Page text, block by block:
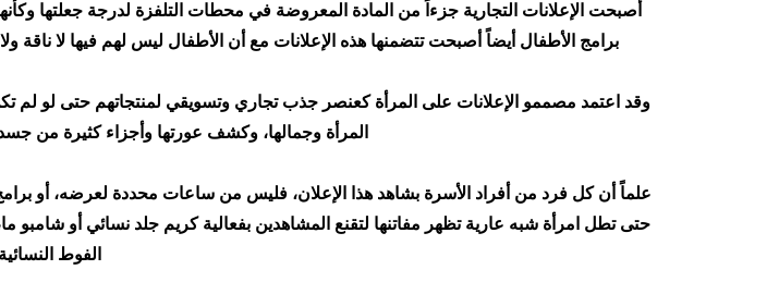
أصبحت الإعلانات التجارية جزءاً من المادة المعروضة في محطات التلفزة لدرجة جعلتها
برامج الأطفال أيضاً أصبحت تتضمنها هذه الإعلانات مع أن الأطفال ليس لهم فيها لا ناقة
وقد اعتمد مصممو الإعلانات على المرأة كعنصر جذب تجاري وتسويقي لمنتجاتهم حتى لو لم
المرأة وجمالها، وكشف عورتها وأجزاء كثيرة من
علماً أن كل فرد من أفراد الأسرة بشاهد هذا الإعلان، فليس من ساعات محددة لعرضه، أو
حتى تطل امرأة شبه عارية تظهر مفاتنها لتقنع المشاهدين بفعالية كريم جلد نسائي أو شامبو
الفوط